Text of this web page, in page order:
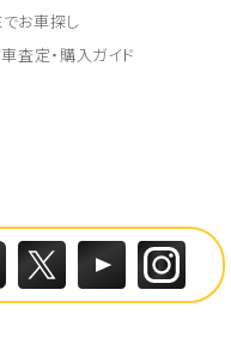
お車探し
査定・購入ガイド